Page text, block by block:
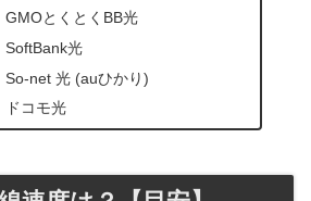
GMOとくとくBB光
SoftBank光
So-net 光 (auひかり)
ドコモ光